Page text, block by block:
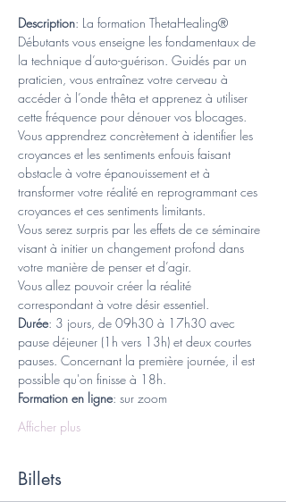
Description: La formation ThetaHealing®
Débutants vous enseigne les fondamentaux de
la technique d’auto-guérison. Guidés par un
praticien, vous entraînez votre cerveau à
accéder à l’onde thêta et apprenez à utiliser
cette fréquence pour dénouer vos blocages.
Vous apprendrez concrètement à identifier les
croyances et les sentiments enfouis faisant
obstacle à votre épanouissement et à
transformer votre réalité en reprogrammant ces
croyances et ces sentiments limitants.
Vous serez surpris par les effets de ce séminaire
visant à initier un changement profond dans
votre manière de penser et d’agir.
Vous allez pouvoir créer la réalité
correspondant à votre désir essentiel.
Durée: 3 jours, de 09h30 à 17h30 avec
pause déjeuner (1h vers 13h) et deux courtes
pauses. Concernant la première journée, il est
possible qu'on finisse à 18h.
Formation en ligne: sur zoom
Afficher plus
Billets